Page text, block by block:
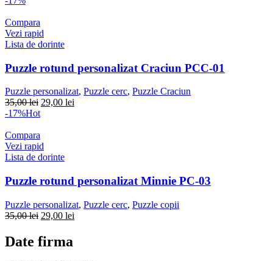
35,00 lei.
Compara
Vezi rapid
Lista de dorinte
Puzzle rotund personalizat Craciun PCC-01
Puzzle personalizat, Puzzle cerc, Puzzle Craciun
35,00lei Prețul
35,00 lei.
29,00 lei
-17%Hot
Compara
Vezi rapid
Lista de dorinte
Puzzle rotund personalizat Minnie PC-03
Puzzle personalizat, Puzzle cerc, Puzzle copii
35,00lei Prețul
a
fost:
29,00 lei
Date firma